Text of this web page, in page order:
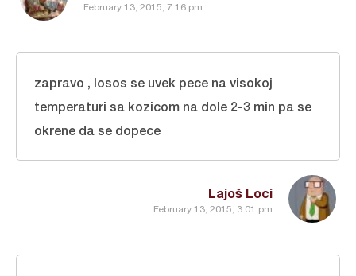
February 13, 2015, 7:16 pm
Lajoš Loci
February 13, 2015, 3:01 pm
zapravo , losos se uvek pece na visokoj
temperaturi sa kozicom na dole 2-3 min pa se
okrene da se dopece